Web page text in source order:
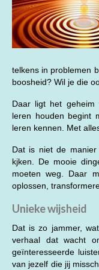
telkens in problemen
boosheid? Wil je die
Daar ligt het geheim
leren houden begint
leren kennen. Met
Dat is niet de
kjken. De mooie
moeten weg. Daar
oplossen,
Unieke wijsheid
Dat is zo jammer,
verhaal dat wacht
geïnteresseerde
van jezelf die jij